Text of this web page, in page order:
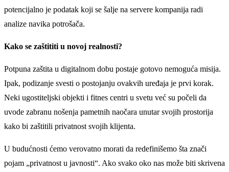
potencijalno je podatak koji se šalje na servere kompanija radi
analize navika potrošača.
Kako se zaštititi u novoj realnosti?
Potpuna zaštita u digitalnom dobu postaje gotovo nemoguća misija.
Ipak, podizanje svesti o postojanju ovakvih uređaja je prvi korak.
Neki ugostiteljski objekti i fitnes centri u svetu već su počeli da
uvode zabranu nošenja pametnih naočara unutar svojih prostorija
kako bi zaštitili privatnost svojih klijenta.
U budućnosti ćemo verovatno morati da redefinišemo šta znači
pojam „privatnost u javnosti“. Ako svako oko nas može biti skrivena